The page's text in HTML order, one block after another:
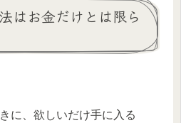
はお金だけとは限ら
に、欲しいだけ手に入る